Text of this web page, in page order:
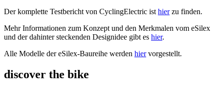
Der komplette Testbericht von CyclingElectric isthierzu finden.
Mehr Informationen zum Konzept und den Merkmalen vom eSilex
und der dahinter steckenden Designidee gibt es hier.
Alle Modelle der eSilex-Baureihe werden hiervorgestellt.
discover the bike